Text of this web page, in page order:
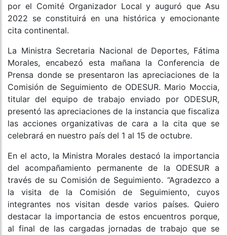
por el Comité Organizador Local y auguró que Asu
2022 se constituirá en una histórica y emocionante
cita continental.
La Ministra Secretaria Nacional de Deportes, Fátima
Morales, encabezó esta mañana la Conferencia de
Prensa donde se presentaron las apreciaciones de la
Comisión de Seguimiento de ODESUR. Mario Moccia,
titular del equipo de trabajo enviado por ODESUR,
presentó las apreciaciones de la instancia que fiscaliza
las acciones organizativas de cara a la cita que se
celebrará en nuestro país del 1 al 15 de octubre.
En el acto, la Ministra Morales destacó la importancia
del acompañamiento permanente de la ODESUR a
través de su Comisión de Seguimiento. “Agradezco a
la visita de la Comisión de Seguimiento, cuyos
integrantes nos visitan desde varios países. Quiero
destacar la importancia de estos encuentros porque,
al final de las cargadas jornadas de trabajo que se